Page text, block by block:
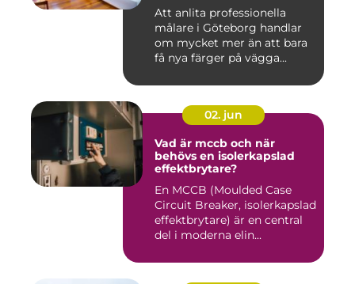
Att anlita professionella
målare i Göteborg handlar
om mycket mer än att bara
få nya färger på vägga...
02. jun
Vad är mccb och när
behövs en isolerkapslad
effektbrytare?
En MCCB (Moulded Case
Circuit Breaker, isolerkapslad
effektbrytare) är en central
del i moderna elin...